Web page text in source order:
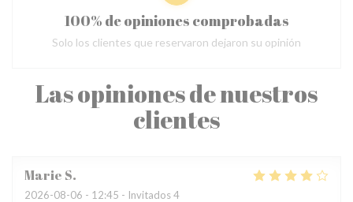
Las opiniones de nuestros
clientes
Marie S
2026-08-06 - 12:45 - Invitados 4
100% de opiniones comprobadas
Solo los clientes que reservaron dejaron su opinión